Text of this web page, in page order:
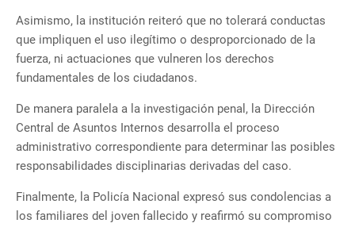
Asimismo, la institución reiteró que no tolerará conductas
que impliquen el uso ilegítimo o desproporcionado de la
fuerza, ni actuaciones que vulneren los derechos
fundamentales de los ciudadanos.
De manera paralela a la investigación penal, la Dirección
Central de Asuntos Internos desarrolla el proceso
administrativo correspondiente para determinar las posibles
responsabilidades disciplinarias derivadas del caso.
Finalmente, la Policía Nacional expresó sus condolencias a
los familiares del joven fallecido y reafirmó su compromiso